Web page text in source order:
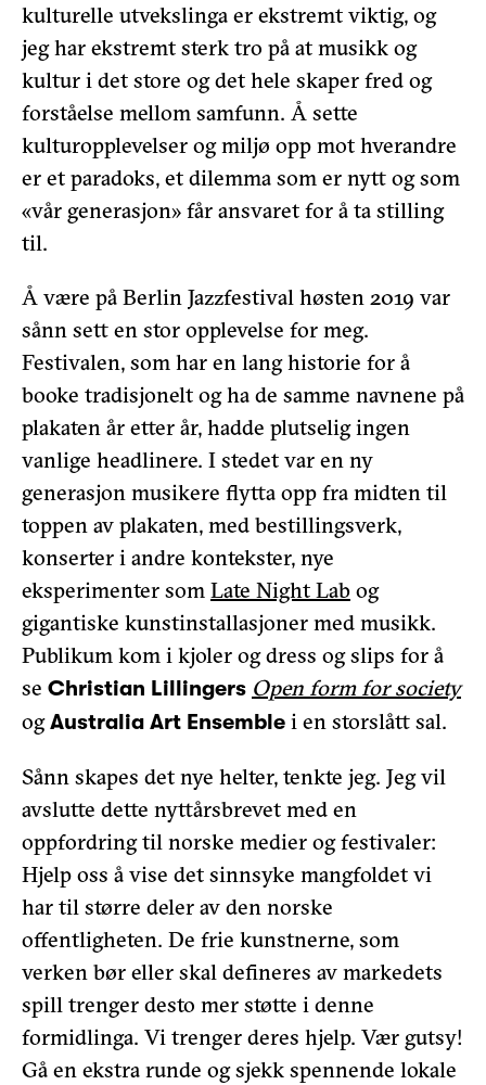
kulturelle utvekslinga er ekstremt viktig, og
jeg har ekstremt sterk tro på at musikk og
kultur i det store og det hele skaper fred og
forståelse mellom samfunn. Å sette
kulturopplevelser og miljø opp mot hverandre
er et paradoks, et dilemma som er nytt og som
«vår generasjon» får ansvaret for å ta stilling
til.
Å være på Berlin Jazzfestival høsten 2019 var
sånn sett en stor opplevelse for meg.
Festivalen, som har en lang historie for å
booke tradisjonelt og ha de samme navnene på
plakaten år etter år, hadde plutselig ingen
vanlige headlinere. I stedet var en ny
generasjon musikere flytta opp fra midten til
toppen av plakaten, med bestillingsverk,
konserter i andre kontekster, nye
eksperimenter som Late Night Lab og
gigantiske kunstinstallasjoner med musikk.
Publikum kom i kjoler og dress og slips for å
se Christian Lillingers Open form for society
ogAustralia Art Ensemble i en storslått sal.
Sånn skapes det nye helter, tenkte jeg. Jeg vil
avslutte dette nyttårsbrevet med en
oppfordring til norske medier og festivaler:
Hjelp oss å vise det sinnsyke mangfoldet vi
har til større deler av den norske
offentligheten. De frie kunstnerne, som
verken bør eller skal defineres av markedets
spill trenger desto mer støtte i denne
formidlinga. Vi trenger deres hjelp. Vær gutsy!
Gå en ekstra runde og sjekk spennende lokale